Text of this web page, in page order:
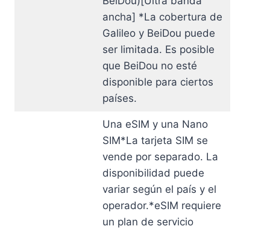
ancha] *La cobertura de
Galileo y BeiDou puede
ser limitada. Es posible
que BeiDou no esté
disponible para ciertos
países.
Una eSIM y una Nano
SIM*La tarjeta SIM se
vende por separado. La
disponibilidad puede
variar según el país y el
operador.*eSIM requiere
un plan de servicio